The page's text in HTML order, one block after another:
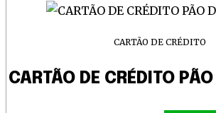
CARTÃO DE CRÉDITO
CARTÃO DE CRÉDITO